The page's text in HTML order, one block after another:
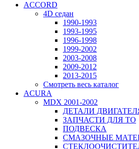
ACCORD
4D седан
1990-1993
1993-1995
1996-1998
1999-2002
2003-2008
2009-2012
2013-2015
Смотреть весь каталог
ACURA
MDX 2001-2002
ДЕТАЛИ
ЗАПЧАСТИ ДЛЯ ТО
ПОДВЕСКА
СМАЗОЧНЫЕ